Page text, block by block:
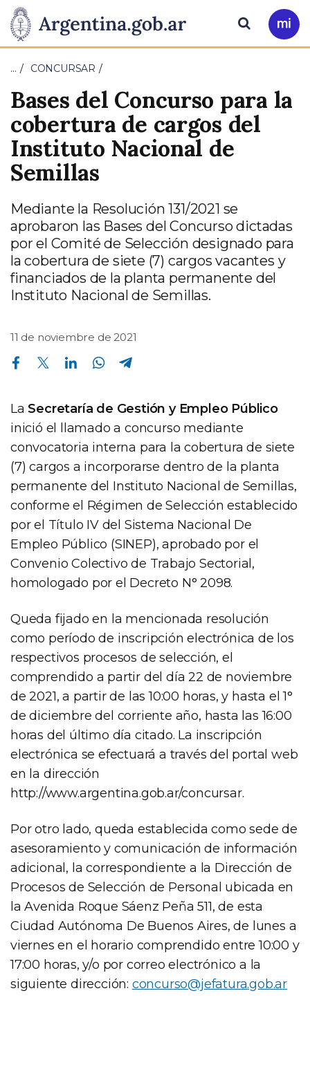
Presidencia
de
la
Nación
Pasar al contenido principal
Ir
a
Buscar
… CONCURSAR
Bases del Concurso para la
cobertura de cargos del
Instituto Nacional de
Semillas
Mediante la Resolución 131/2021 se
aprobaron las Bases del Concurso dictadas
por el Comité de Selección designado para
la cobertura de siete (7) cargos vacantes y
financiados de la planta permanente del
Instituto Nacional de Semillas.
11 de noviembre de 2021
Compartir en Facebook Compartir en Twitter Compartir en Linkedin Compartir en Whatsapp
LaSecretaría de Gestión y Empleo Público
inició el llamado a concurso mediante
convocatoria interna para la cobertura de siete
(7) cargos a incorporarse dentro de la planta
permanente del Instituto Nacional de Semillas,
conforme el Régimen de Selección establecido
por el Título IV del Sistema Nacional De
Empleo Público (SINEP), aprobado por el
Convenio Colectivo de Trabajo Sectorial,
homologado por el Decreto N° 2098.
Queda fijado en la mencionada resolución
como período de inscripción electrónica de los
respectivos procesos de selección, el
comprendido a partir del día 22 de noviembre
de 2021, a partir de las 10:00 horas, y hasta el 1°
de diciembre del corriente año, hasta las 16:00
horas del último día citado. La inscripción
electrónica se efectuará a través del portal web
en la dirección
http://www.argentina.gob.ar/concursar.
Por otro lado, queda establecida como sede de
asesoramiento y comunicación de información
adicional, la correspondiente a la Dirección de
Procesos de Selección de Personal ubicada en
la Avenida Roque Sáenz Peña 511, de esta
Ciudad Autónoma De Buenos Aires, de lunes a
viernes en el horario comprendido entre 10:00 y
17:00 horas, y/o por correo electrónico a la
siguiente dirección: concurso@jefatura.gob.ar